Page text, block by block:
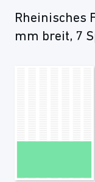
Rheinisches
mm breit, 7